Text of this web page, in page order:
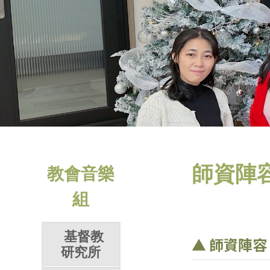
教會音樂
組
基督教
研究所
師資陣
▲ 師資陣容